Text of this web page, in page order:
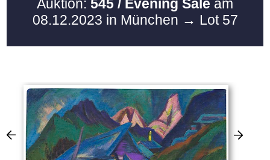
Auktion: 545 / Evening Sale am
08.12.2023 in München → Lot 57